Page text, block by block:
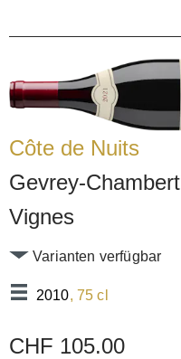
Côte de Nuits
Gevrey-
Vignes
2010, 75 cl
Varianten verfügbar
CHF 105.00